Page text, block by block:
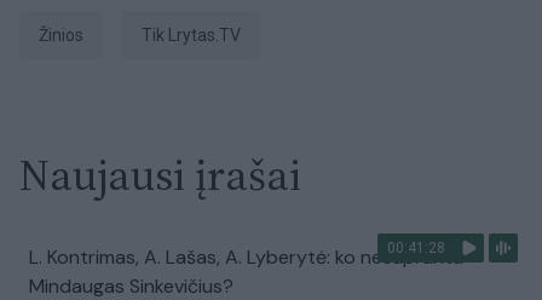
Žinios tik Lrytas.TV
Naujausi įrašai
00:41:28
L. Kontrimas, A. Lašas, A. Lyberytė: ko nesupranta
Mindaugas Sinkevičius?